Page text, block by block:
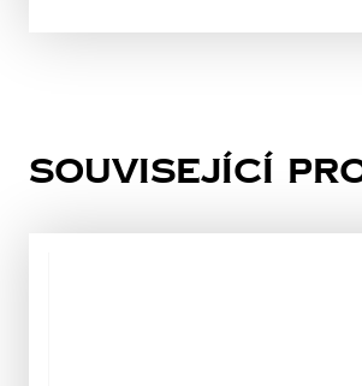
Související